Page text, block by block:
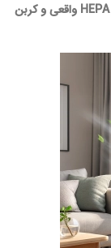
بله—دستگاه تصفیه هوا مؤثر است، اما فقط اگر از فیلتر HEPA واقعی و کربن